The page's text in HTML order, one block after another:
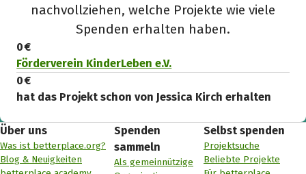
nachvollziehen, welche Projekte wie viele
Spenden erhalten haben.
0 €
Förderverein KinderLeben e.V.
0 €
hat das Projekt schon von Jessica Kirch erhalten
Über uns
Was ist betterplace.org?
Blog & Neuigkeiten
Spenden
sammeln
Als gemeinnützige
Selbst spenden
Projektsuche
Beliebte Projekte